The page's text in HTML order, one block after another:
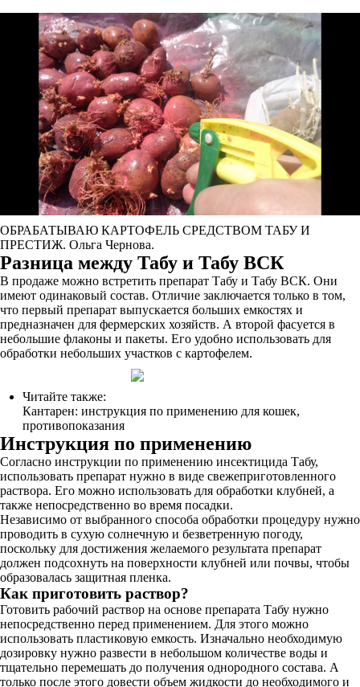
ОБРАБАТЫВАЮ КАРТОФЕЛЬ СРЕДСТВОМ ТАБУ И
ПРЕСТИЖ. Ольга Чернова.
Разница между Табу и Табу ВСК
В продаже можно встретить препарат Табу и Табу ВСК. Они
имеют одинаковый состав. Отличие заключается только в том,
что первый препарат выпускается больших емкостях и
предназначен для фермерских хозяйств. А второй фасуется в
небольшие флаконы и пакеты. Его удобно использовать для
обработки небольших участков с картофелем.
Читайте также:
Кантарен: инструкция по применению для кошек,
противопоказания
Инструкция по применению
Согласно инструкции по применению инсектицида Табу,
использовать препарат нужно в виде свежеприготовленного
раствора. Его можно использовать для обработки клубней, а
также непосредственно во время посадки.
Независимо от выбранного способа обработки процедуру нужно
проводить в сухую солнечную и безветренную погоду,
поскольку для достижения желаемого результата препарат
должен подсохнуть на поверхности клубней или почвы, чтобы
образовалась защитная пленка.
Как приготовить раствор?
Готовить рабочий раствор на основе препарата Табу нужно
непосредственно перед применением. Для этого можно
использовать пластиковую емкость. Изначально необходимую
дозировку нужно развести в небольшом количестве воды и
тщательно перемешать до получения однородного состава. А
только после этого довести объем жидкости до необходимого и